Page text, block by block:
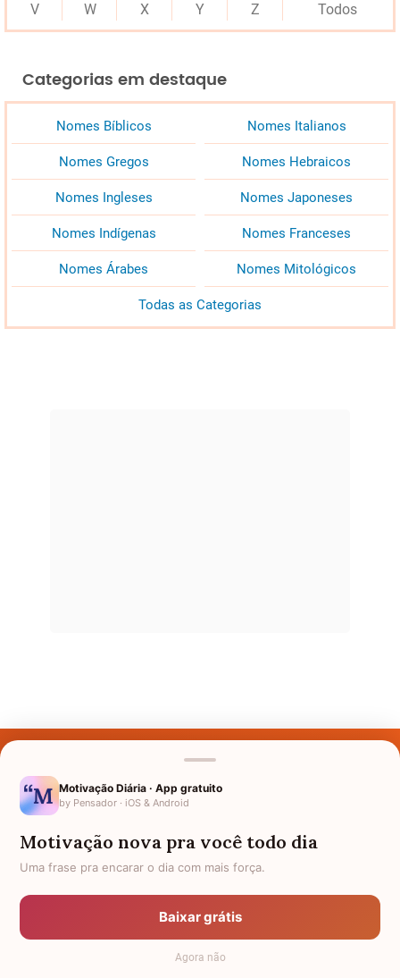
V
W X Y Z Todos
Categorias em destaque
Nomes Bíblicos Nomes Italianos
Nomes Gregos Nomes Hebraicos
Nomes Ingleses Nomes Japoneses
Nomes Indígenas Nomes Franceses
Nomes Árabes Nomes Mitológicos
Todas as Categorias
Nomes pelo Mundo
Política de Privacidade
Anuncie
Termos de Uso
Motivação Diária · App gratuito
by Pensador · iOS & Android
Motivação nova pra você todo dia
Uma frase pra encarar o dia com mais força.
Baixar grátis
Agora não